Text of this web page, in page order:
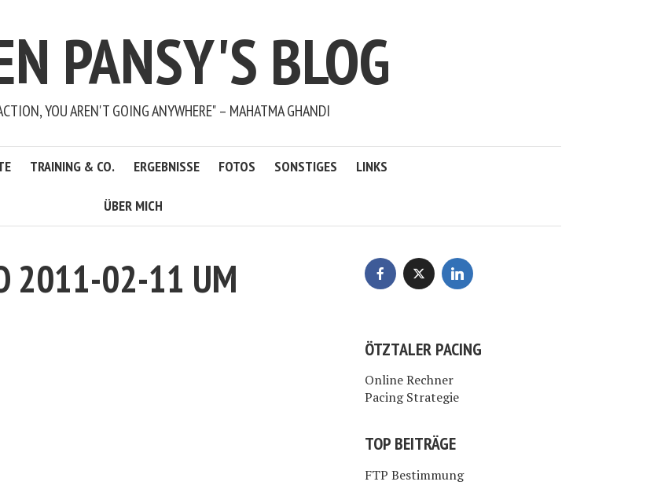
PANSY'S BLOG
YOU AREN'T GOING ANYWHERE" – MAHATMA GHANDI
TRAINING & CO. ERGEBNISSE FOTOS SONSTIGES LINKS
ÜBER MICH
2011-02-11 UM
ÖTZTALER PACING
Online Rechner
Pacing Strategie
TOP BEITRÄGE
FTP Bestimmung